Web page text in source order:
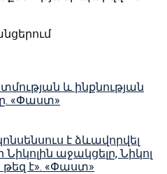
և ինքնության
«Փաստ»
է ձևավորվել
աջակցելը, Նիկոլ
է». «Փաստ»